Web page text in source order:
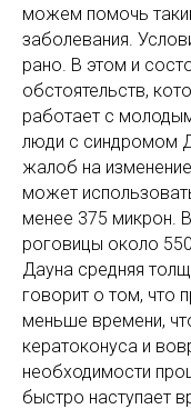
можем помочь
заболевания.
рано. В этом и
обстоятельств,
работает с
люди с синдромом
жалоб на
может
менее 375 микрон.
роговицы около
Дауна средняя
говорит о том, что
меньше времени,
кератоконуса и
необходимости
быстро наступает